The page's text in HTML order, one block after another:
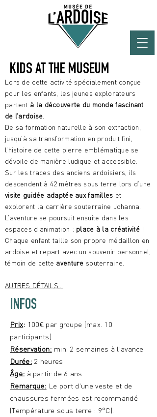
KIDS AT THE MUSEUM
Lors de cette activité spécialement conçue
pour les enfants, les jeunes explorateurs
partent à la découverte du monde fascinant
de l’ardoise
De sa formation naturelle à son extraction,
jusqu’à sa transformation en produit fini,
l’histoire de cette pierre emblématique se
dévoile de manière ludique et accessible.
Sur les traces des anciens ardoisiers, ils
descendent à 42 mètres sous terre lors d’une
visite guidée adaptée aux familles et
explorent la carrière souterraine Johanna.
L’aventure se poursuit ensuite dans les
espaces d’animation : place à la créativité !
Chaque enfant taille son propre médaillon en
ardoise et repart avec un souvenir personnel,
témoin de cette aventure souterraine.
AUTRES DÉTAILS...
INFOS
Prix: 100€ par groupe (max. 10
participants)
Réservation: min. 2 semaines à l'avance
Durée:2 heures
Âge: à partir de 6 ans
Remarque: Le port d'une veste et de
chaussures fermées est recommandé
(Température sous terre : 9°C).